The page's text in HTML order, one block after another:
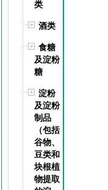
类
酒类
食糖
及淀粉
糖
淀粉
及淀粉
制品
（包括
谷物、
豆类和
块根植
物提取